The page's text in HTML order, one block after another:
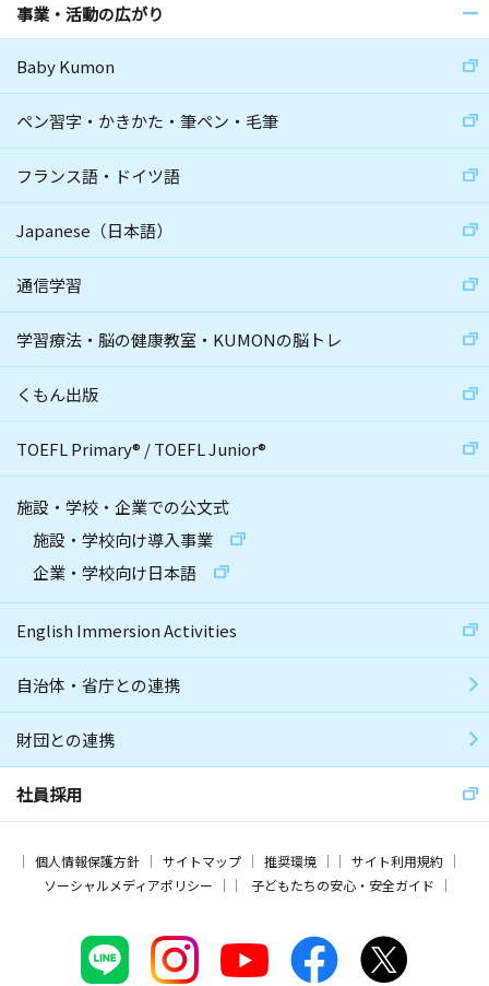
事業・活動の広がり
Baby Kumon
ペン習字・かきかた・筆ペン・毛筆
フランス語・ドイツ語
Japanese（日本語）
通信学習
学習療法・脳の健康教室・KUMONの脳トレ
くもん出版
TOEFL Primary® /TOEFL Junior®
施設・学校・企業での公文式
施設・学校向け導入事業
企業・学校向け日本語
English Immersion Activities
自治体・省庁との連携
財団との連携
社員採用
個人情報保護方針 サイトマップ 推奨環境
サイト利用規約
ソーシャルメディアポリシー
子どもたちの安心・安全ガイド